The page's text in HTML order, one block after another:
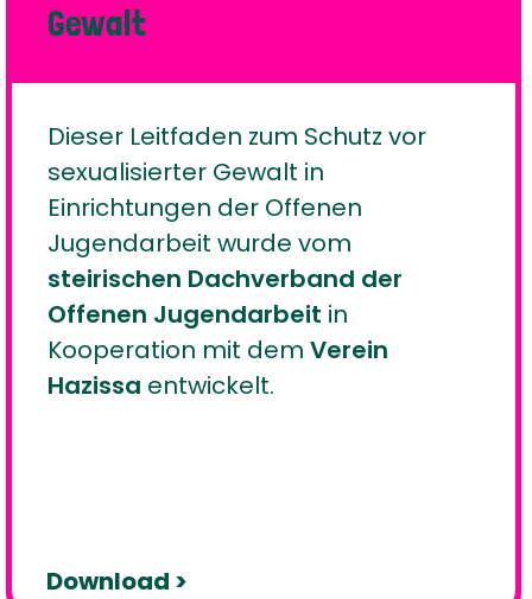
Gewalt
Dieser Leitfaden zum Schutz vor
sexualisierter Gewalt in
Einrichtungen der Offenen
Jugendarbeit wurde vom
steirischen Dachverband der
Offenen Jugendarbeit in
Kooperation mit dem Verein
Hazissa entwickelt.
Download >